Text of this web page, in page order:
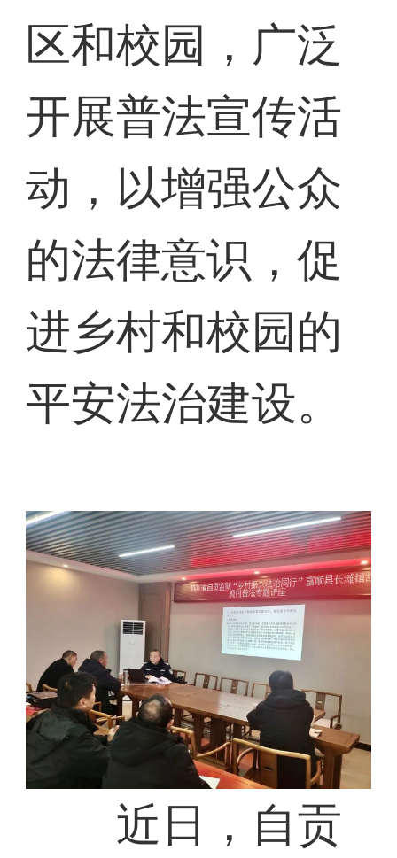
区和校园，广泛
开展普法宣传活
动，以增强公众
的法律意识，促
进乡村和校园的
平安法治建设。
近日，自贡